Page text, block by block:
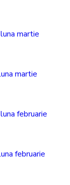
martie
martie
februarie
februarie